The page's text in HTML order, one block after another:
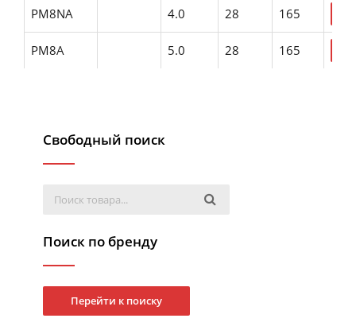
PM8NA 4.0 28 165
PM8A 5.0 28 165
Свободный поиск
Поиск по бренду
Перейти к поиску